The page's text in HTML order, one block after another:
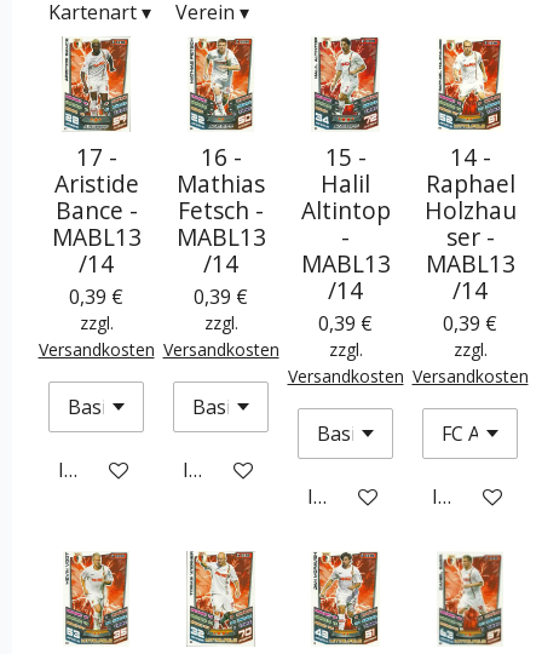
Kartenart▾ Verein ▾
17 -
Aristide
Bance -
MABL13
/14
0,39 €
zzgl.
Versandkosten
In den Warenkorb
16 -
Mathias
Fetsch -
MABL13
/14
0,39 €
zzgl.
Versandkosten
In den Warenkorb
15 -
Halil
Altintop
-
MABL13
/14
0,39 €
zzgl.
Versandkosten
In den Warenkorb
14 -
Raphael
Holzhau
ser -
MABL13
/14
0,39 €
zzgl.
Versandkosten
In den